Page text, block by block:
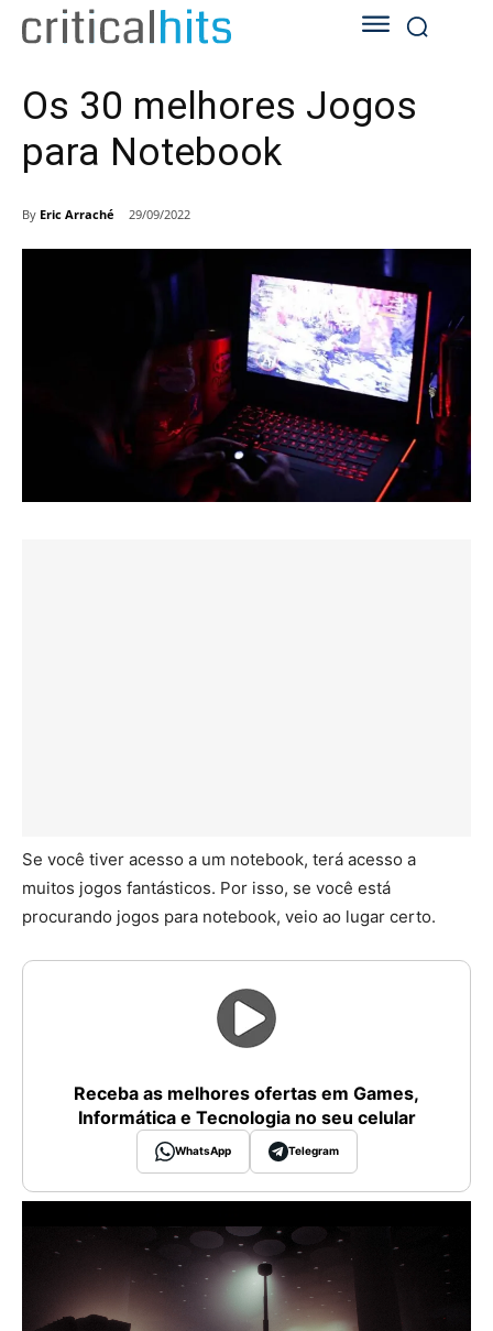
Os 30 melhores Jogos
para Notebook
By Eric Arraché 29/09/2022
Se você tiver acesso a um notebook, terá acesso a
muitos jogos fantásticos. Por isso, se você está
procurando jogos para notebook, veio ao lugar certo.
Receba as melhores ofertas em Games,
Informática e Tecnologia no seu celular
WhatsApp Telegram